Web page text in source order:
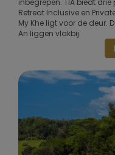
inbegrepen. TIA biedt
Retreat Inclusive en
My Khe ligt voor de deur.
An liggen vlakbij.